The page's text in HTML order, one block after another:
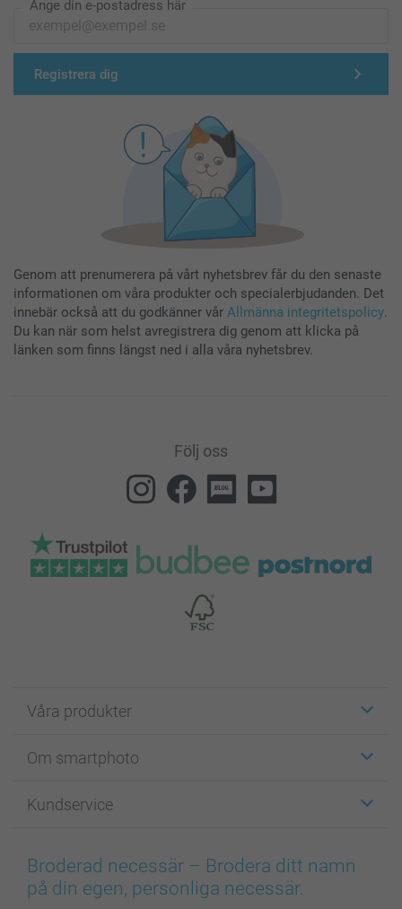
Ange din e-postadress här
Registrera dig
Genom att prenumerera på vårt nyhetsbrev får du den senaste
informationen om våra produkter och specialerbjudanden. Det
innebär också att du godkänner vår Allmänna integritetspolicy.
Du kan när som helst avregistrera dig genom att klicka på
länken som finns längst ned i alla våra nyhetsbrev.
Följ oss
Våra produkter
Fotokort
Fotoböcker
Bilder, Fotoförstoring & Fotohäften
Skal till Mobil & Surfplatta
Om smartphoto
För affiliates
Cookie Policy
Sitemap
Kundservice
smartgaranti
smartbonus
Broderad necessär – Brodera ditt namn
på din egen, personliga necessär.